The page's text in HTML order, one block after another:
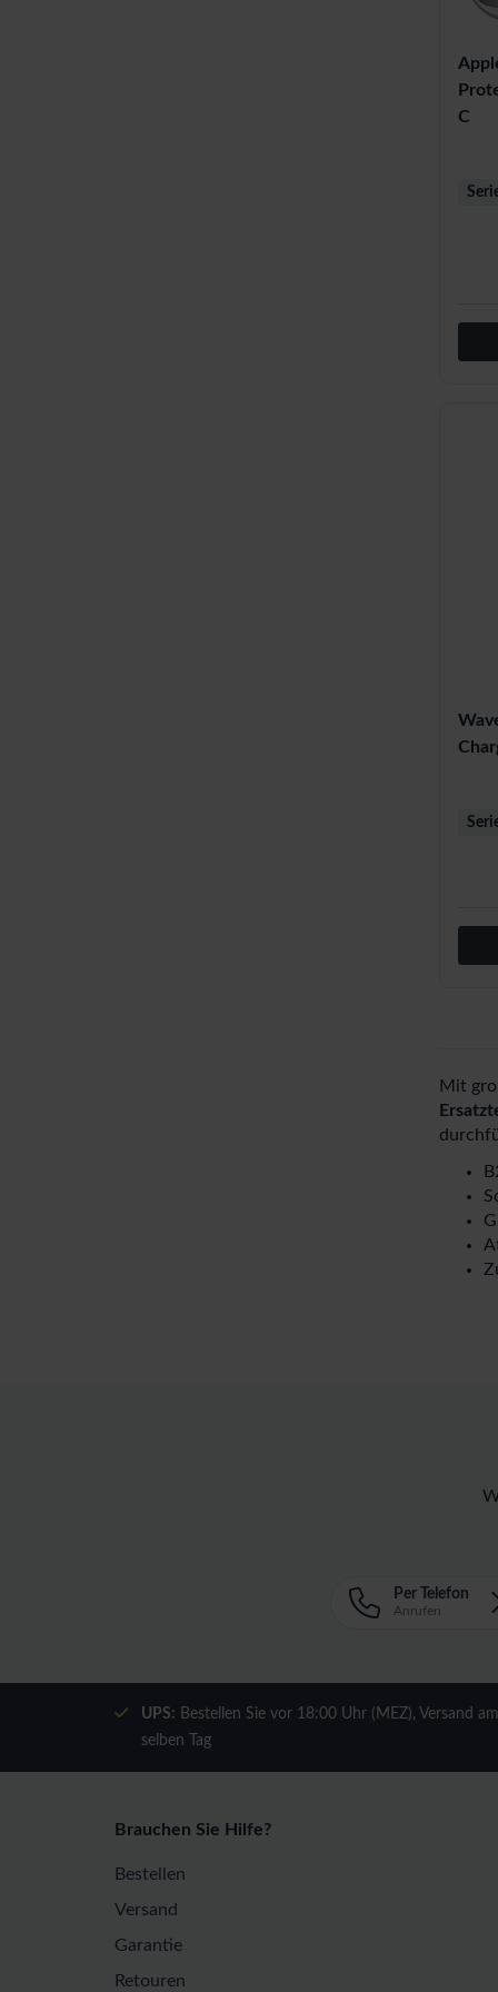
C
Mit
Per Telefon
Anrufen
UPS: Bestellen Sie vor 18:00 Uhr (MEZ), Versand am
selben Tag
Brauchen Sie Hilfe?
Bestellen
Versand
Garantie
Retouren